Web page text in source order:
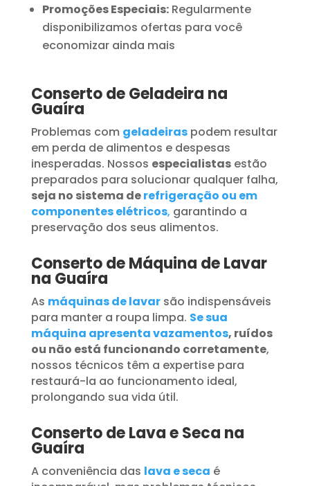
Promoções Especiais:Regularmente
disponibilizamos ofertas para você
economizar ainda mais
Conserto de Geladeira na
Guaíra
Problemas com geladeiraspodem resultar
em perda de alimentos e despesas
inesperadas. Nossos especialistasestão
preparados para solucionar qualquer falha,
seja no sistema derefrigeração ou em
componentes elétricos, garantindo a
preservação dos seus alimentos.
Conserto de Máquina de Lavar
na Guaíra
As máquinas de lavar são indispensáveis
para manter a roupa limpa. Se sua
máquina apresenta vazamentos, ruídos
ou não está funcionando corretamente,
nossos técnicos têm a expertise para
restaurá-la ao funcionamento ideal,
prolongando sua vida útil.
Conserto de Lava e Seca na
Guaíra
A conveniência das lava e seca é